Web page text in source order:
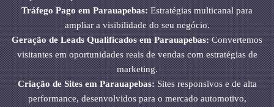
Tráfego Pago em Parauapebas: Estratégias multicanal para
ampliar a visibilidade do seu negócio.
Geração de Leads Qualificados em Parauapebas:Convertemos
visitantes em oportunidades reais de vendas com estratégias de
marketing.
Criação de Sites em Parauapebas:Sites responsivos e de alta
performance, desenvolvidos para o mercado automotivo,